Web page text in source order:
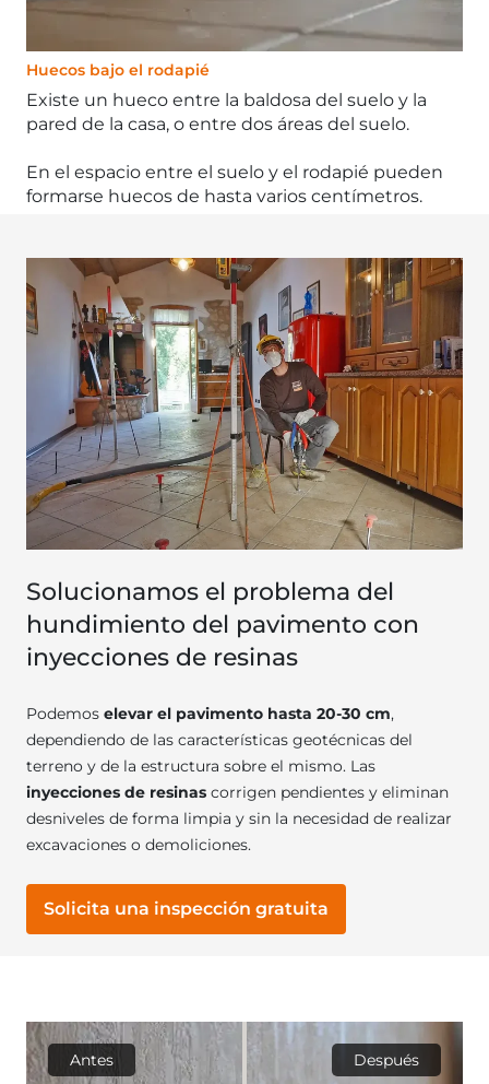
Huecos bajo el rodapié
Existe un hueco entre la baldosa del suelo y la
pared de la casa, o entre dos áreas del suelo.
En el espacio entre el suelo y el rodapié pueden
formarse huecos de hasta varios centímetros.
Solucionamos el problema del
hundimiento del pavimento con
inyecciones de resinas
Podemos elevar el pavimento hasta 20-30 cm,
dependiendo de las características geotécnicas del
terreno y de la estructura sobre el mismo. Las
inyecciones de resinas corrigen pendientes y eliminan
desniveles de forma limpia y sin la necesidad de realizar
excavaciones o demoliciones.
Solicita una inspección gratuita
Después
Antes